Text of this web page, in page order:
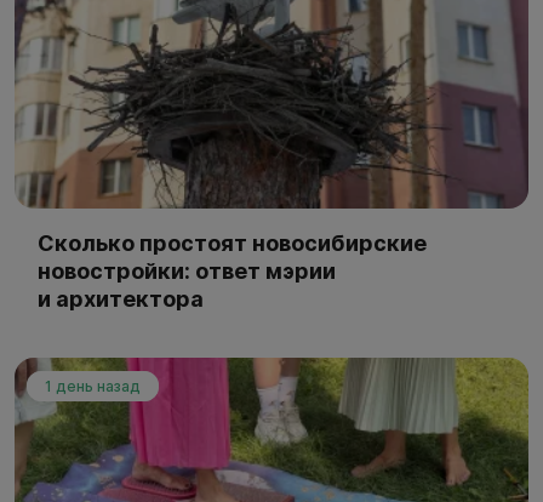
Сколько простоят новосибирские
новостройки: ответ мэрии
и архитектора
1 день назад